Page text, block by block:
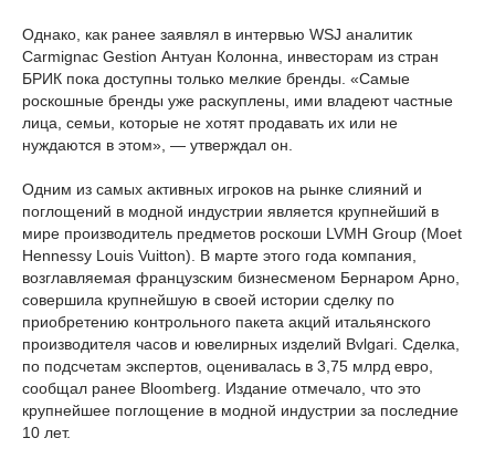
Однако, как ранее заявлял в интервью WSJ аналитик
Carmignac Gestion Антуан Колонна, инвесторам из стран
БРИК пока доступны только мелкие бренды. «Самые
роскошные бренды уже раскуплены, ими владеют частные
лица, семьи, которые не хотят продавать их или не
нуждаются в этом», — утверждал он.
Одним из самых активных игроков на рынке слияний и
поглощений в модной индустрии является крупнейший в
мире производитель предметов роскоши LVMH Group (Moet
Hennessy Louis Vuitton). В марте этого года компания,
возглавляемая французским бизнесменом Бернаром Арно,
совершила крупнейшую в своей истории сделку по
приобретению контрольного пакета акций итальянского
производителя часов и ювелирных изделий Bvlgari. Сделка,
по подсчетам экспертов, оценивалась в 3,75 млрд евро,
сообщал ранее Bloomberg. Издание отмечало, что это
крупнейшее поглощение в модной индустрии за последние
10 лет.